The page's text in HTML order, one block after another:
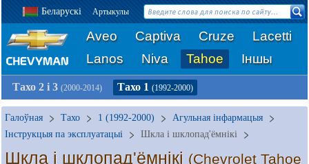
Беларускі Артыкулы
Aveo Captiva Cruze
Lacetti
Lanos
Niva Tahoe Іншы
Тахо 2 і 3 (2000-2014) Тахо 1 (1992-2000)
Галоўная Тахо 1 (1992-2000)
Агульная інфармацыя
Інструкцыя па эксплуатацыі
Шкла і шклопад'ёмнікі
Шкла і шклопад'ёмнікі (Chevrolet Tahoe